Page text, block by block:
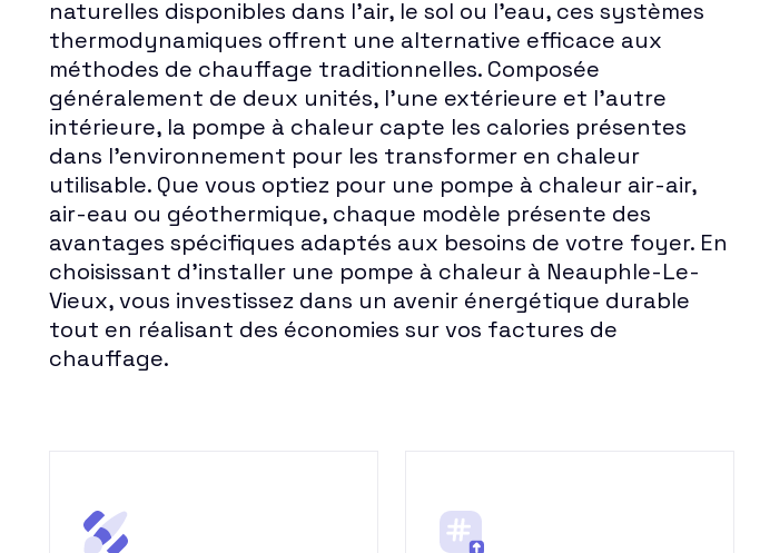
naturelles disponibles dans l'air, le sol ou l'eau, ces systèmes
thermodynamiques offrent une alternative efficace aux
méthodes de chauffage traditionnelles. Composée
généralement de deux unités, l'une extérieure et l'autre
intérieure, la pompe à chaleur capte les calories présentes
dans l'environnement pour les transformer en chaleur
utilisable. Que vous optiez pour une pompe à chaleur air-air,
air-eau ou géothermique, chaque modèle présente des
avantages spécifiques adaptés aux besoins de votre foyer. En
choisissant d'installer une pompe à chaleur à Neauphle-Le-
Vieux, vous investissez dans un avenir énergétique durable
tout en réalisant des économies sur vos factures de
chauffage.